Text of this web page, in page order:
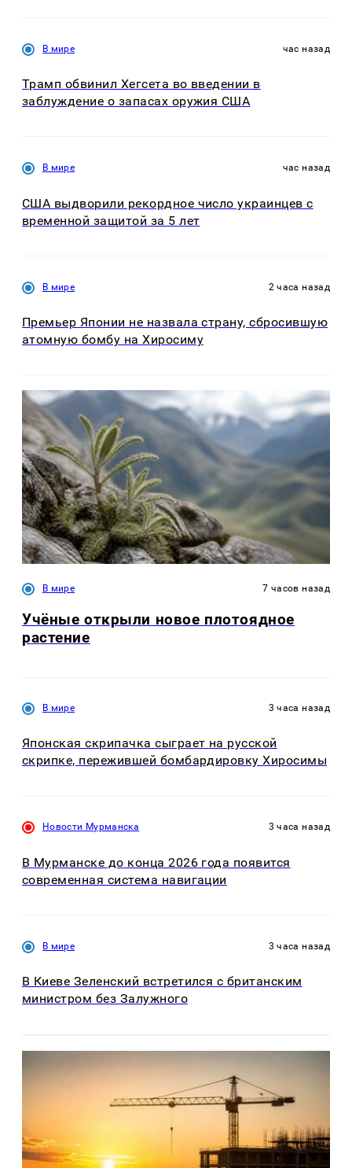
В мире час назад
Трамп обвинил Хегсета во введении в
заблуждение о запасах оружия США
В мире час назад
США выдворили рекордное число украинцев с
временной защитой за 5 лет
В мире 2 часа назад
Премьер Японии не назвала страну, сбросившую
атомную бомбу на Хиросиму
В мире 7 часов назад
Учёные открыли новое плотоядное
растение
В мире 3 часа назад
Японская скрипачка сыграет на русской
скрипке, пережившей бомбардировку Хиросимы
Новости Мурманска 3 часа назад
В Мурманске до конца 2026 года появится
современная система навигации
В мире 3 часа назад
В Киеве Зеленский встретился с британским
министром без Залужного